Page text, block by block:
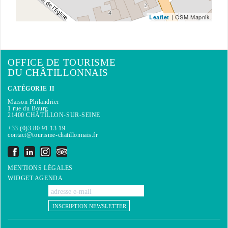
Leaflet | OSM Mapnik
OFFICE DE TOURISME
DU CHÂTILLONNAIS
CATÉGORIE II
Maison Philandrier
1 rue du Bourg
21400 CHÂTILLON-SUR-SEINE
+33 (0)3 80 91 13 19
contact@tourisme-chatillonnais.fr
MENTIONS LÉGALES
WIDGET AGENDA
INSCRIPTION NEWSLETTER